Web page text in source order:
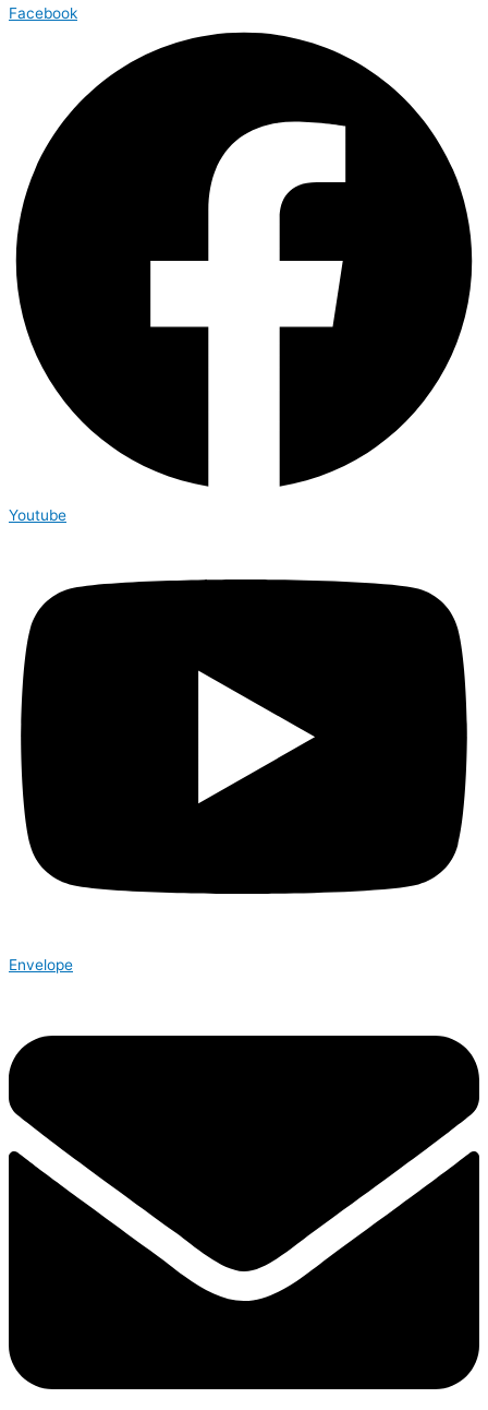
Facebook
Youtube
Envelope